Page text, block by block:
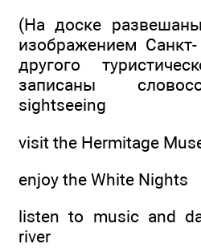
(На доске
изображением
другого
записаны
sightseeing
visit the Hermitage
enjoy the White Nights
listen to music and
river